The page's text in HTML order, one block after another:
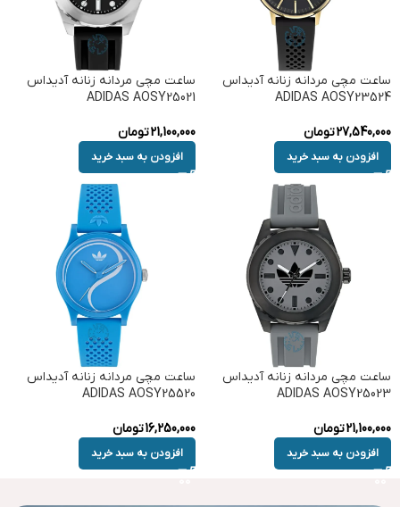
ساعت مچی مردانه زنانه آدیداس
ADIDAS AOSY23524
27,540,000تومان
افزودن به سبد خرید
ساعت مچی مردانه زنانه آدیداس
ADIDAS AOSY25021
21,100,000تومان
افزودن به سبد خرید
ساعت مچی مردانه زنانه آدیداس
ADIDAS AOSY25023
21,100,000تومان
افزودن به سبد خرید
ساعت مچی مردانه زنانه آدیداس
ADIDAS AOSY25520
16,250,000تومان
افزودن به سبد خرید